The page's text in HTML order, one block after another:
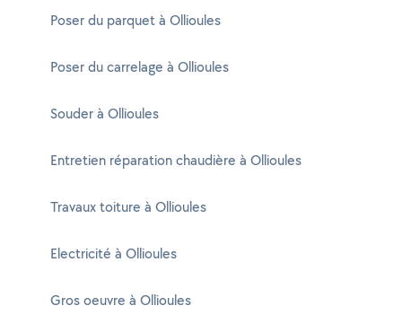
Poser du parquet à Ollioules
Poser du carrelage à Ollioules
Souder à Ollioules
Entretien réparation chaudière à Ollioules
Travaux toiture à Ollioules
Electricité à Ollioules
Gros oeuvre à Ollioules